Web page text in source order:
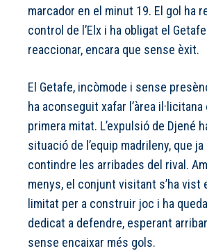
marcador en el minut 19. El gol ha
control de l’Elx i ha obligat el
reaccionar, encara que sense èxit.
El Getafe, incòmode i sense
ha aconseguit xafar l’àrea
primera mitat. L’expulsió de Djené
situació de l’equip madrileny, que
contindre les arribades del rival.
menys, el conjunt visitant s’ha vist
limitat per a construir joc i ha
dedicat a defendre, esperant
sense encaixar més gols.